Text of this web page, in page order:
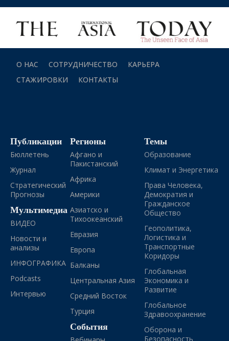
О НАС СОТРУДНИЧЕСТВО
КАРЬЕРА
СТАЖИРОВКИ
КОНТАКТЫ
Публикации
Бюллетень
Журнал
Стратегический
Прогнозы
Мультимедиа
ВИДЕО
Новости и
анализы
ИНФОГРАФИКА
Podcasts
Интервью
Регионы
Афгано и
Пакистанский
Африка
Америки
Азиатско и
Тихоокеанский
Евразия
Европа
Балканы
Центральная Азия
Средний Восток
Турция
События
Темы
Образование
Климат и Энергетика
Права Человека,
Демократия и
Гражданское
Общество
Геополитика,
Логистика и
Транспортные
Коридоры
Глобальная
Экономика и
Развитие
Глобальное
Здравоохранение
Оборона и
Безопасность